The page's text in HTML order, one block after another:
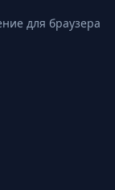
для браузера